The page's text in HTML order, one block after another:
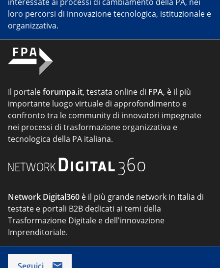
loro percorsi di innovazione tecnologica, istituzionale e
organizzativa.
Il portaleforumpa.it, testata online di FPA, è il più
importante luogo virtuale di approfondimento e
confronto tra le community di innovatori impegnate
nei processi di trasformazione organizzativa e
tecnologica della PA italiana.
Network Digital360 è il più grande network in Italia di
testate e portali B2B dedicati ai temi della
Trasformazione Digitale e dell'innovazione
Imprenditoriale.
Seguici